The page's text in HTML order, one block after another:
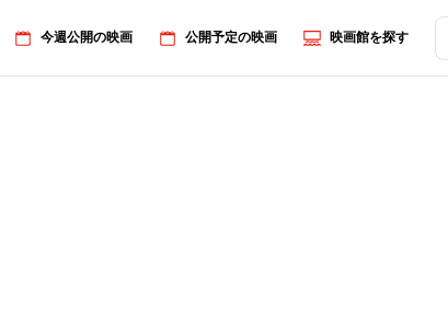
今週公開の映画 公開予定の映画 映画館を探す